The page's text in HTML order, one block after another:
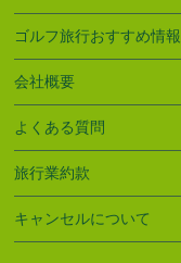
ゴルフ旅行おすすめ情報
会社概要
よくある質問
旅行業約款
キャンセルについて